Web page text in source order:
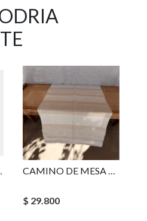
CAMINO DE MESA SIENA
$ 29.800